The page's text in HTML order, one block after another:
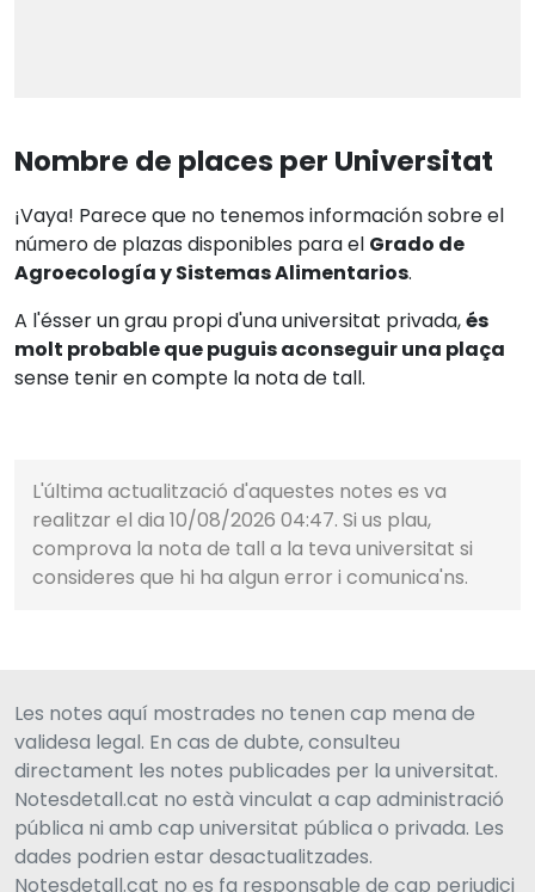
Nombre de places per Universitat
¡Vaya! Parece que no tenemos información sobre el
número de plazas disponibles para el Grado de
Agroecología y Sistemas Alimentarios.
A l'ésser un grau propi d'una universitat privada,és
molt probable que puguis aconseguir una plaça
sense tenir en compte la nota de tall.
L'última actualització d'aquestes notes es va
realitzar el dia 10/08/2026 04:47. Si us plau,
comprova la nota de tall a la teva universitat si
consideres que hi ha algun error i comunica'ns.
Les notes aquí mostrades no tenen cap mena de
validesa legal. En cas de dubte, consulteu
directament les notes publicades per la universitat.
Notesdetall.cat no està vinculat a cap administració
pública ni amb cap universitat pública o privada. Les
dades podrien estar desactualitzades.
Notesdetall.cat no es fa responsable de cap perjudici